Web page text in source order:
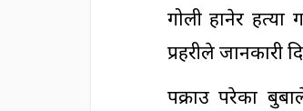
गोली हानेर
प्रहरीले जानकारी
पक्राउ परेका